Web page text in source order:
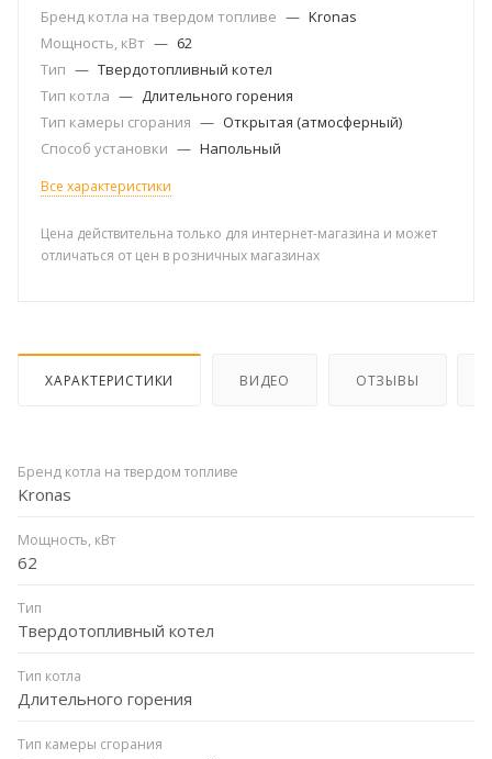
Бренд котла на твердом топливе — Kronas
Мощность, кВт — 62
Тип — Твердотопливный котел
Тип котла — Длительного горения
Тип камеры сгорания — Открытая (атмосферный)
Способ установки — Напольный
Все характеристики
Цена действительна только для интернет-магазина и может
отличаться от цен в розничных магазинах
ХАРАКТЕРИСТИКИ ВИДЕО ОТЗЫВЫ
Бренд котла на твердом топливе
Kronas
Мощность, кВт
62
Тип
Твердотопливный котел
Тип котла
Длительного горения
Тип камеры сгорания